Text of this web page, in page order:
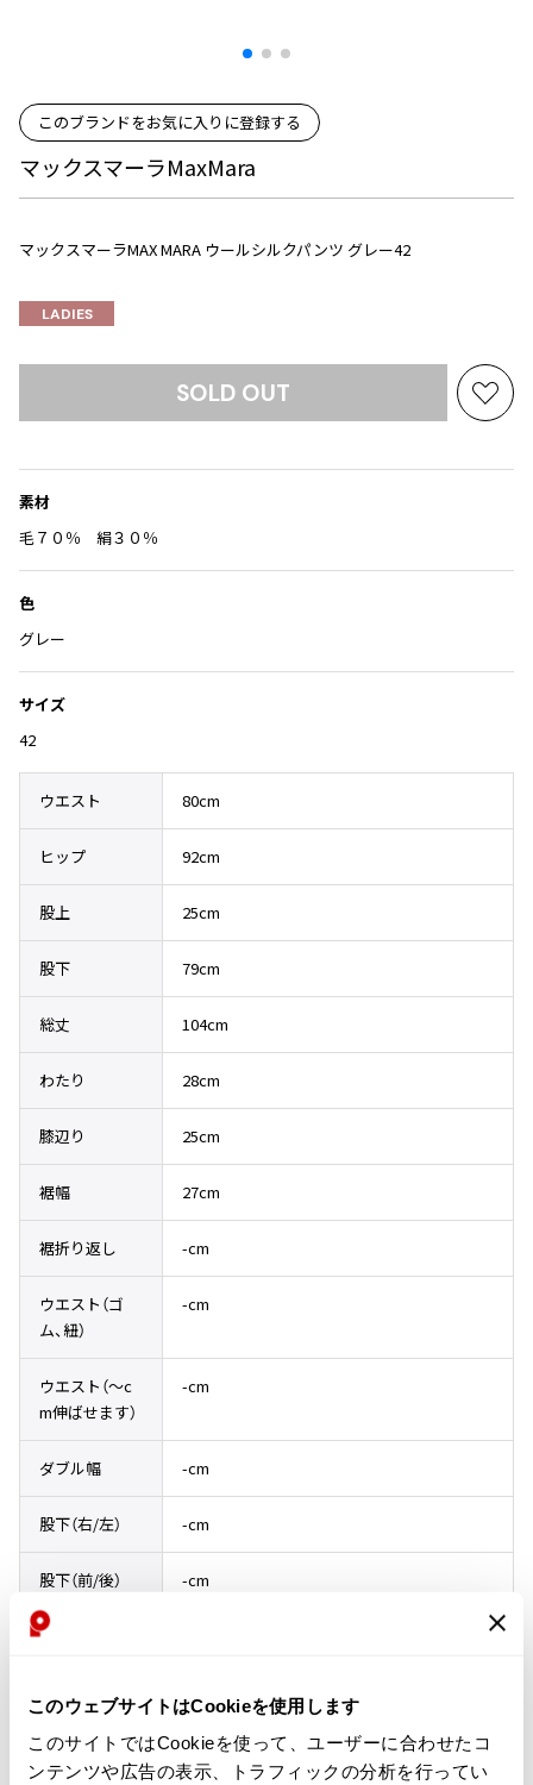
このウェブサイトはCookieを使用します
このサイトではCookieを使って、ユーザーに合わせたコ
ンテンツや広告の表示、トラフィックの分析を行ってい
アウター
アクセサリー
メンズ
トップス
アクセサリー
JUNYA WATANABE
ジュンヤワタナベ
JUNYA WATANABE MAN
Yohji Yamamoto
B Yohji Yamamoto
グラウンドワイ
Yohji Yamamoto NOIR
Y's
Y's
Y's for men
ワイズフォーメン
Y-3
Y-3
ISSEY MIYAKE
BAO BAO ISSEY MIYAKE
バオバオ イッセイミヤケ
HOMME PLISSE ISSEY MIYAKE
ISSEY MIYAKE
ISSEY MIYAKE 132 5.
ISSEY MIYAKE FETE
イッセイミヤケフェット
ISSEY MIYAKE HaaT
アウター
コート
ブルゾン
アクセサリー
バッグ
帽子
ストール・マフラー
ベルト・サスペンダー
パンプス
ミュール・サンダル
ブーツ・シューズ
スニーカー
その他アクセサリー
メガネ・サングラス
アウター
ジャケット
ブルゾン
アクセサリー
バッグ
帽子
ストール・マフラー
ネクタイ
ベルト・サスペンダー
ブーツ・シューズ
スニーカー・サンダル
その他のアクセサリー
メガネ・サングラス
Sunglass
このブランドをお気に入りに登録する
マックスマーラMaxMara
マックスマーラMAX MARA ウールシルクパンツ グレー42
LADIES
SOLD OUT
お
素材
毛７０％ 絹３０％
色
グレー
サイズ
42
ウエスト 80cm
ヒップ 92cm
股上 25cm
股下 79cm
総丈 104cm
わたり 28cm
膝辺り 25cm
裾幅 27cm
裾折り返し -cm
ウエスト（ゴ
ム、紐）
-cm
ウエスト（〜c
m伸ばせます）
-cm
ダブル幅 -cm
股下（右/左） -cm
股下（前/後） -cm
股下（短/長）
サイズガイド